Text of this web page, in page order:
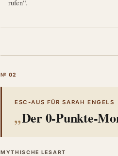
rufen“.
№ 02
ESC-AUS FÜR SARAH ENGELS
Der 0-Punkte-
MYTHISCHE LESART